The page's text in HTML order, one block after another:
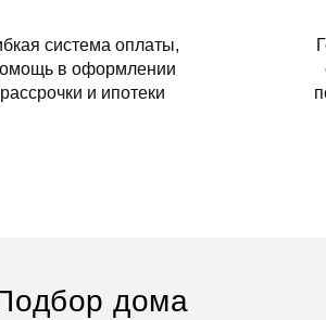
система оплаты,
в оформлении
рассрочки и ипотеки
дома